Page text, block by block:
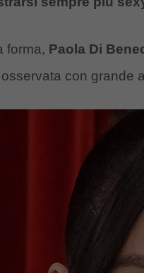
forma, Paola Di
con grande